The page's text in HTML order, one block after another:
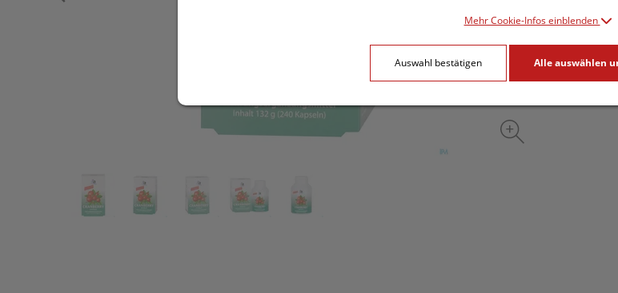
Mehr Cookie-Infos einblenden
Auswahl bestätigen Alle auswählen